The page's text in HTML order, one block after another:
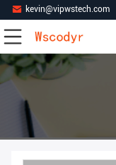
kevin@vipwstech.com